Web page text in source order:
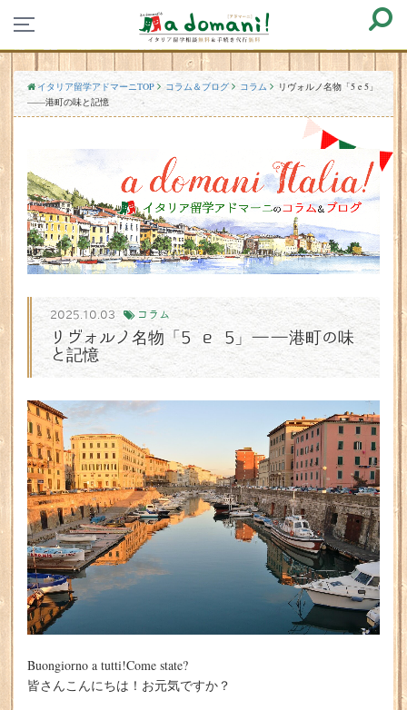
イタリア留学アドマーニTOP コラム＆ブログ コラム
リヴォルノ名物「5 e 5」
——港町の味と記憶
2025.10.03 コラム
リヴォルノ名物「5 e 5」——港町の味
と記憶
Buongiorno a tutti!Come state?
皆さんこんにちは！お元気ですか？